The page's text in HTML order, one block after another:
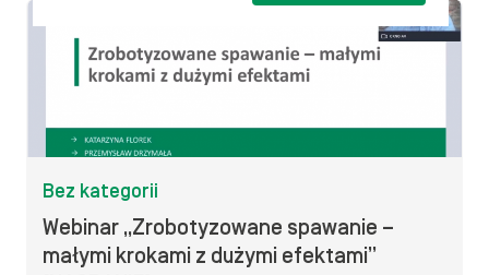
Bez kategorii
Webinar „Zrobotyzowane spawanie –
małymi krokami z dużymi efektami”